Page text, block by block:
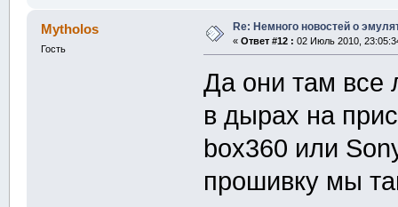
Mytholos
Гость
Re: Немного новостей о
« Ответ #12 : 02 Июль 2010,
Да они там все
в дырах на
box360 или
прошивку мы